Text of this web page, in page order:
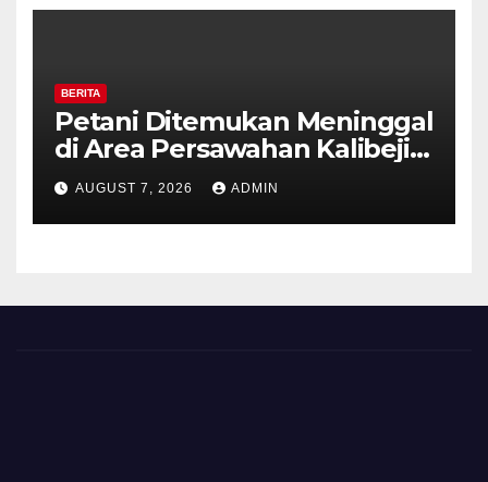
BERITA
Petani Ditemukan Meninggal
di Area Persawahan Kalibeji,
Polisi Pastikan Tidak Ada
Tanda Kekerasan
AUGUST 7, 2026 ADMIN